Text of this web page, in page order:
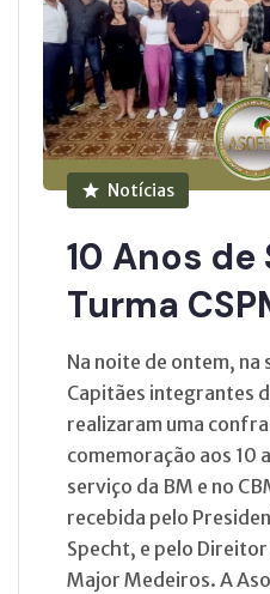
Notícias
10 Anos
Turma
Na noite de ontem, na
Capitães integrantes
realizaram uma
comemoração aos 10
serviço da BM e no
recebida pelo
Specht, e pelo
Major Medeiros. A